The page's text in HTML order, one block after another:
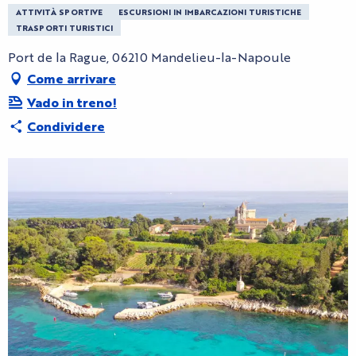
ATTIVITÀ SPORTIVE
ESCURSIONI IN IMBARCAZIONI TURISTICHE
TRASPORTI TURISTICI
Port de la Rague, 06210 Mandelieu-la-Napoule
Come arrivare
Vado in treno!
Condividere